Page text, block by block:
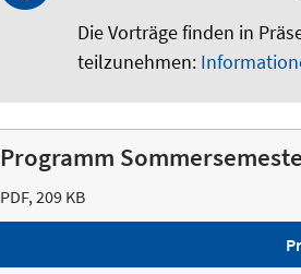
Die Vorträge finden in
teilzunehmen:
Programm
PDF, 209 KB